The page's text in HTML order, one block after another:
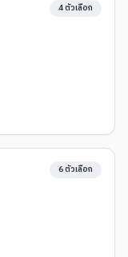
4ตัวเลือก
6ตัวเลือก